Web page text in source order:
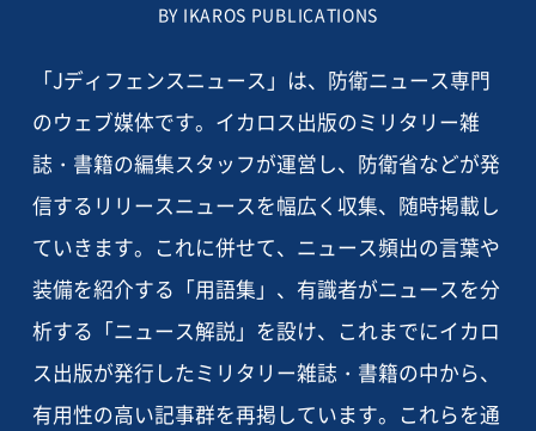
BY IKAROS PUBLICATIONS
「Jディフェンスニュース」は、防衛ニュース専門
のウェブ媒体です。イカロス出版のミリタリー雑
誌・書籍の編集スタッフが運営し、防衛省などが発
信するリリースニュースを幅広く収集、随時掲載し
ていきます。これに併せて、ニュース頻出の言葉や
装備を紹介する「用語集」、有識者がニュースを分
析する「ニュース解説」を設け、これまでにイカロ
ス出版が発行したミリタリー雑誌・書籍の中から、
有用性の高い記事群を再掲しています。これらを通